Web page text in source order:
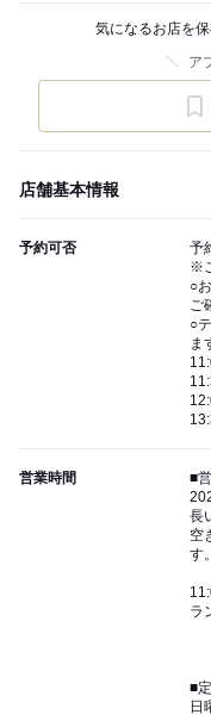
気になるお店を
ア
店舗基本情報
予約可否
予
※
○
ご
○
ま
営業時間
■
長
空
す。
ラ
■
日